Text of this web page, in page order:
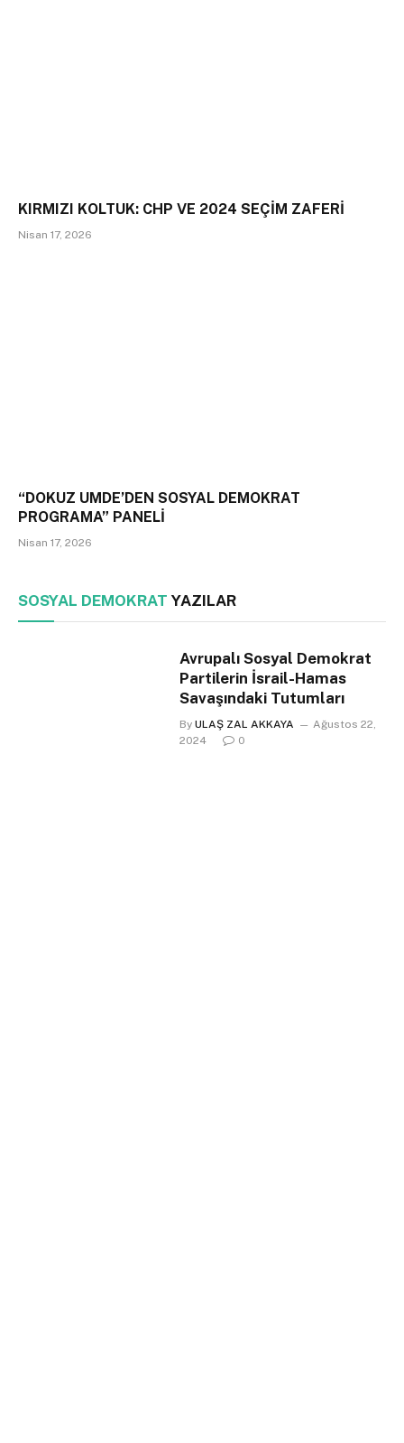
KIRMIZI KOLTUK: CHP VE 2024 SEÇİM ZAFERİ
Nisan 17, 2026
“DOKUZ UMDE’DEN SOSYAL DEMOKRAT
PROGRAMA” PANELİ
Nisan 17, 2026
SOSYAL DEMOKRAT YAZILAR
Avrupalı Sosyal Demokrat
Partilerin İsrail-Hamas
Savaşındaki Tutumları
By ULAŞ ZAL AKKAYA
Ağustos 22,
2024
0